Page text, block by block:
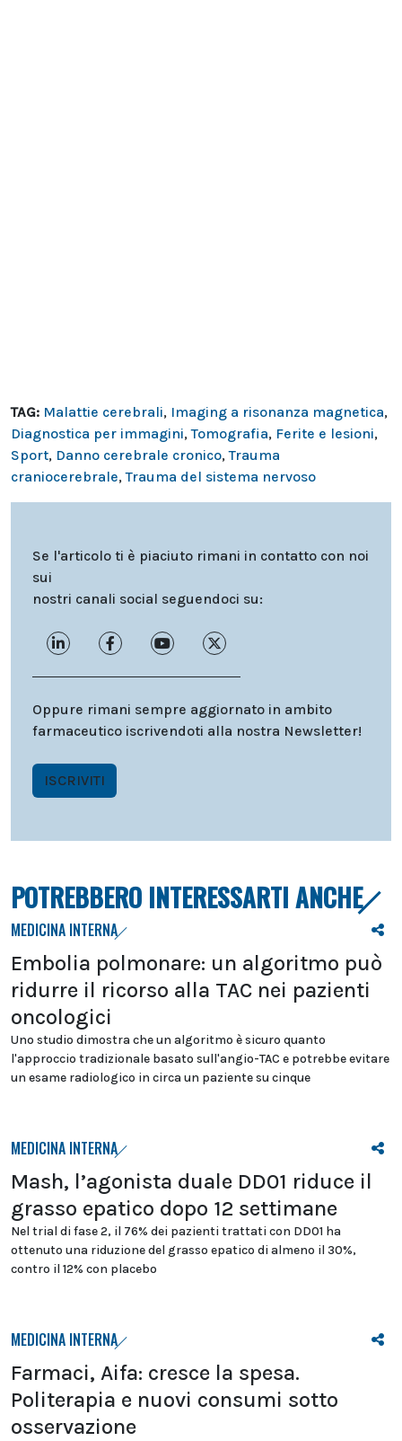
TAG: Malattie cerebrali, Imaging a risonanza magnetica,
Diagnostica per immagini,Tomografia, Ferite e lesioni,
Sport, Danno cerebrale cronico,Trauma
craniocerebrale,Trauma del sistema nervoso
Se l'articolo ti è piaciuto rimani in contatto con noi
sui
nostri canali social seguendoci su:
Oppure rimani sempre aggiornato in ambito
farmaceutico iscrivendoti alla nostra Newsletter!
ISCRIVITI
POTREBBERO INTERESSARTI ANCHE
MEDICINA INTERNA
Embolia polmonare: un algoritmo può
ridurre il ricorso alla TAC nei pazienti
oncologici
Uno studio dimostra che un algoritmo è sicuro quanto
l'approccio tradizionale basato sull'angio-TAC e potrebbe evitare
un esame radiologico in circa un paziente su cinque
MEDICINA INTERNA
Mash, l’agonista duale DD01 riduce il
grasso epatico dopo 12 settimane
Nel trial di fase 2, il 76% dei pazienti trattati con DD01 ha
ottenuto una riduzione del grasso epatico di almeno il 30%,
contro il 12% con placebo
MEDICINA INTERNA
Farmaci, Aifa: cresce la spesa.
Politerapia e nuovi consumi sotto
osservazione